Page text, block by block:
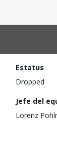
Estatus
Dropped
Jefe del
Lorenz